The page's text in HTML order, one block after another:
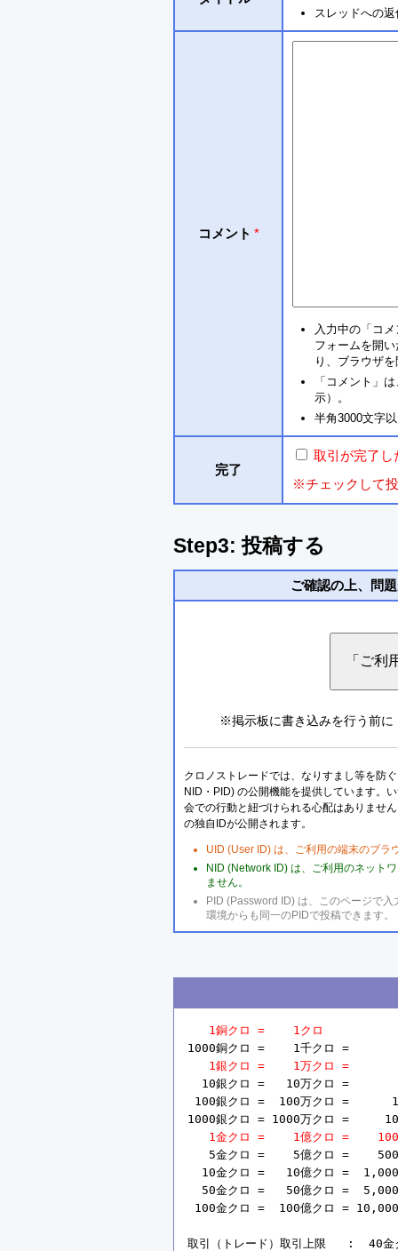
スレッドへの
コメント *
入力中の「コ
フォームを開
り、ブラウザ
「コメント」
示）。
半角3000文字
完了
取引が完了し
※チェックして
Step3: 投稿する
ご確認の上、問
※掲示板に書き込みを行う前に
クロノストレードでは、なりすまし等を防
NID・PID) の公開機能を提供しています。
会での行動と紐づけられる心配はありませ
の独自IDが公開されます。
UID (User ID) は、ご利用の端末のブ
NID (Network ID) は、ご利用のネット
ません。
PID (Password ID) は、このページで
環境からも同一のPIDで投稿できます。
1銅クロ =    1クロ
1000銅クロ =    1千クロ =
1銀クロ =    1万クロ =
10銀クロ =   10万クロ =
100銀クロ =  100万クロ =
1000銀クロ = 1000万クロ =
1金クロ =    1億クロ =
5金クロ =    5億クロ =
10金クロ =   10億クロ =
50金クロ =   50億クロ =
100金クロ =  100億クロ =
取引（トレード）取引上限   :  40